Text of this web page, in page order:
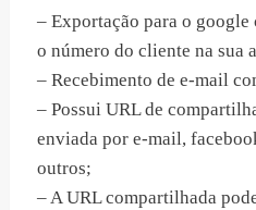
– Exportação para o google
o número do cliente na sua
– Recebimento de e-mail
– Possui URL de
enviada por e-mail,
outros;
– A URL compartilhada